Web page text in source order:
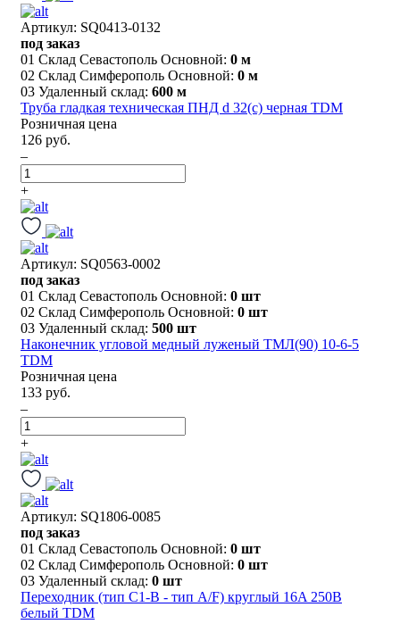
Артикул: SQ0413-0132
под заказ
01 Склад Севастополь Основной: 0 м
02 Склад Симферополь Основной: 0 м
03 Удаленный склад: 600 м
Труба гладкая техническая ПНД d 32(с) черная TDM
Розничная цена
126 руб.
–
+
Артикул: SQ0563-0002
под заказ
01 Склад Севастополь Основной: 0 шт
02 Склад Симферополь Основной: 0 шт
03 Удаленный склад: 500 шт
Наконечник угловой медный луженый ТМЛ(90) 10-6-5
TDM
Розничная цена
133 руб.
–
+
Артикул: SQ1806-0085
под заказ
01 Склад Севастополь Основной: 0 шт
02 Склад Симферополь Основной: 0 шт
03 Удаленный склад: 0 шт
Переходник (тип С1-В - тип A/F) круглый 16A 250В
белый TDM